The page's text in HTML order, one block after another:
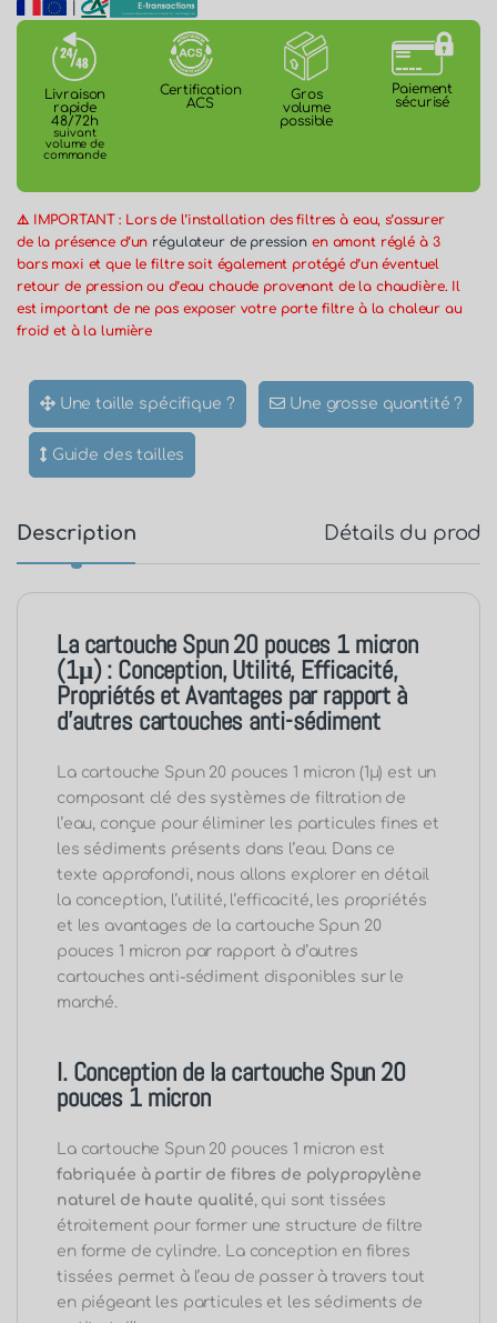
Livraison
rapide
48/72h
suivant
volume de
commande
Certification
ACS
Gros
volume
possible
Paiement
sécurisé
⚠️ IMPORTANT : Lors de l’installation des filtres à eau, s’assurer
de la présence d’un régulateur de pression en amont réglé à 3
bars maxi et que le filtre soit également protégé d’un éventuel
retour de pression ou d’eau chaude provenant de la chaudière. Il
est important de ne pas exposer votre porte filtre à la chaleur au
froid et à la lumière
Une taille spécifique ? Une grosse quantité ?
Guide des tailles
Description Détails du
La cartouche Spun 20 pouces 1 micron
(1μ) : Conception, Utilité, Efficacité,
Propriétés et Avantages par rapport à
d’autres cartouches anti-sédiment
La cartouche Spun 20 pouces 1 micron (1μ) est un
composant clé des systèmes de filtration de
l’eau, conçue pour éliminer les particules fines et
les sédiments présents dans l’eau. Dans ce
texte approfondi, nous allons explorer en détail
la conception, l’utilité, l’efficacité, les propriétés
et les avantages de la cartouche Spun 20
pouces 1 micron par rapport à d’autres
cartouches anti-sédiment disponibles sur le
marché.
I. Conception de la cartouche Spun 20
pouces 1 micron
La cartouche Spun 20 pouces 1 micron est
fabriquée à partir de fibres de polypropylène
naturel de haute qualité, qui sont tissées
étroitement pour former une structure de filtre
en forme de cylindre. La conception en fibres
tissées permet à l’eau de passer à travers tout
en piégeant les particules et les sédiments de